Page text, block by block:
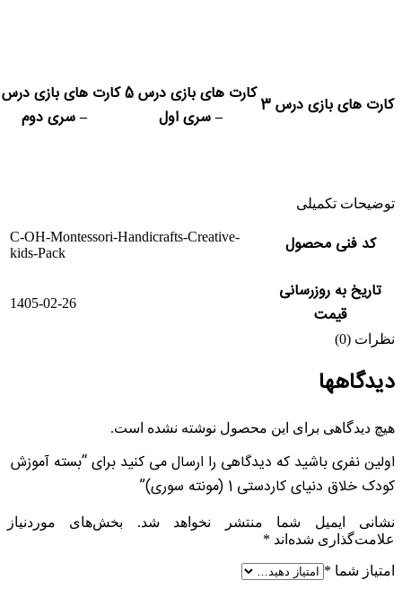
کارت های بازی درس 3
کارت های بازی درس 5
– سری اول
– سری دوم
توضیحات تکمیلی
کد فنی محصول
C-OH-Montessori-Handicrafts-Creative-
kids-Pack
تاریخ به روزرسانی
قیمت
1405-02-26
نظرات (0)
دیدگاهها
هیچ دیدگاهی برای این محصول نوشته نشده است.
اولین نفری باشید که دیدگاهی را ارسال می کنید برای “بسته آموزش
کودک خلاق دنیای کاردستی 1 (مونته سوری)”
نشانی ایمیل شما منتشر نخواهد شد.
بخش‌های موردنیاز
علامت‌گذاری شده‌اند *
امتیاز شما *